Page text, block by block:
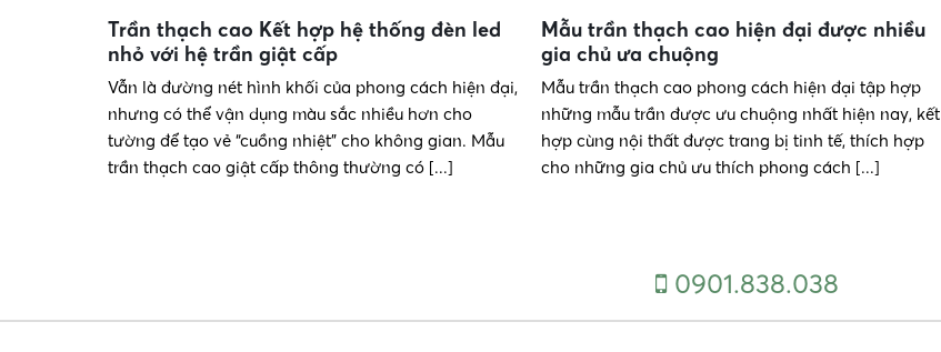
Trần thạch cao Kết hợp hệ thống đèn led
nhỏ với hệ trần giật cấp
Vẫn là đường nét hình khối của phong cách hiện đại,
nhưng có thể vận dụng màu sắc nhiều hơn cho
tường để tạo vẻ “cuồng nhiệt” cho không gian. Mẫu
trần thạch cao giật cấp thông thường có [...]
Mẫu trần thạch cao hiện đại được nhiều
gia chủ ưa chuộng
Mẫu trần thạch cao phong cách hiện đại tập hợp
những mẫu trần được ưu chuộng nhất hiện nay, kết
hợp cùng nội thất được trang bị tinh tế, thích hợp
cho những gia chủ ưu thích phong cách [...]
0901.838.038